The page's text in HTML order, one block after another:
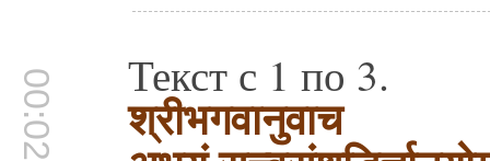
Текст с 1 по 3.
श्रीभगवानुवाच